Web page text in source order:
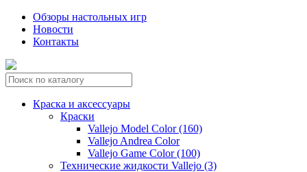
Обзоры настольных игр
Новости
Контакты
Краска и аксессуары
Краски
Vallejo Model Color (160)
Vallejo Andrea Color
Vallejo Game Color (100)
Технические жидкости Vallejo (3)